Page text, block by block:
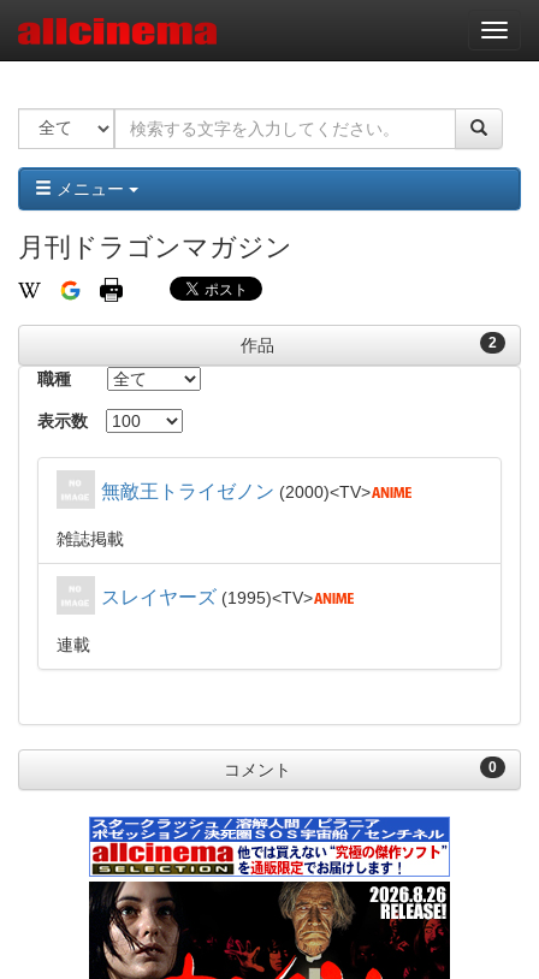
ナ
ビ
ー
ョ
ン
メニュー
月刊ドラゴンマガジン
2
作品
職種
表示数
無敵王トライゼノン 2000 TV
雑誌掲載
スレイヤーズ 1995 TV
連載
0
コメント